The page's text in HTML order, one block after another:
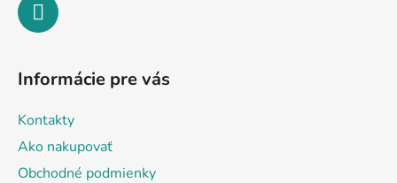
Informácie pre vás
Kontakty
Ako nakupovať
Obchodné podmienky